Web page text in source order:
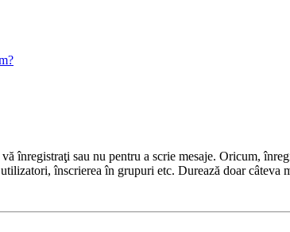
înregistraţi sau nu pentru a scrie mesaje. Oricum,
înscrierea în grupuri etc. Durează doar câteva